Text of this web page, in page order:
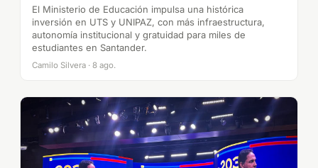
El Ministerio de Educación impulsa una histórica
inversión en UTS y UNIPAZ, con más infraestructura,
autonomía institucional y gratuidad para miles de
estudiantes en Santander.
Camilo Silvera · 8 ago.